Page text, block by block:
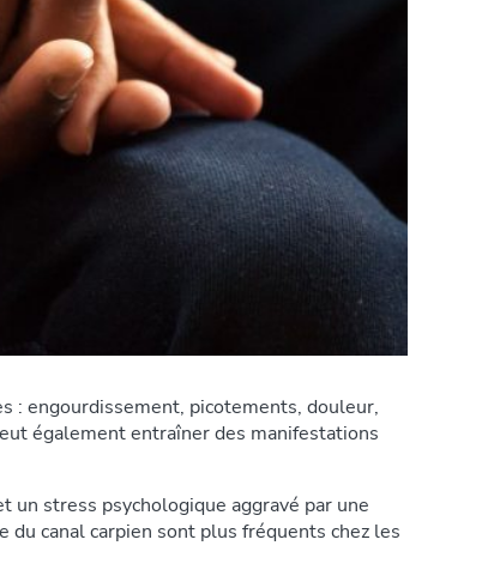
: engourdissement, picotements, douleur,
également entraîner des manifestations
stress psychologique aggravé par une
du canal carpien sont plus fréquents chez les